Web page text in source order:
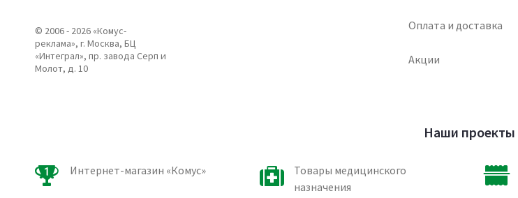
© 2006 - 2026 «Комус-
реклама», г. Москва, БЦ
«Интеграл», пр. завода Серп и
Молот, д. 10
Оплата и доставка
Акции
Наши проекты
Интернет-магазин «Комус»
Товары медицинского
назначения